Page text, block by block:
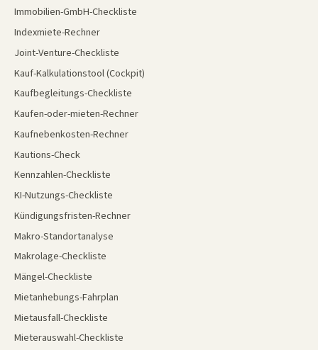
Immobilien-GmbH-Checkliste
Indexmiete-Rechner
Joint-Venture-Checkliste
Kauf-Kalkulationstool (Cockpit)
Kaufbegleitungs-Checkliste
Kaufen-oder-mieten-Rechner
Kaufnebenkosten-Rechner
Kautions-Check
Kennzahlen-Checkliste
KI-Nutzungs-Checkliste
Kündigungsfristen-Rechner
Makro-Standortanalyse
Makrolage-Checkliste
Mängel-Checkliste
Mietanhebungs-Fahrplan
Mietausfall-Checkliste
Mieterauswahl-Checkliste